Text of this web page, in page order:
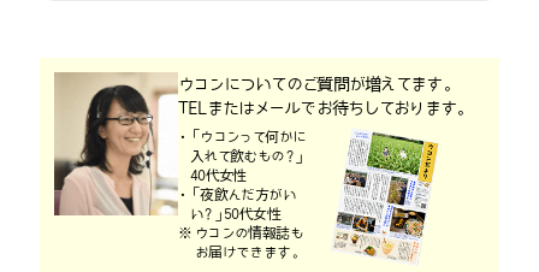
ウコンについてのご質問が増えてます。
TELまたはメールでお待ちしております。
「ウコンって何かに
入れて飲むもの？」
40代女性
「夜飲んだ方がい
い？」50代女性
ウコンの情報誌も
お届けできます。